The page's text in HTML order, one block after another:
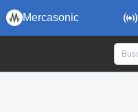

Mercasonic